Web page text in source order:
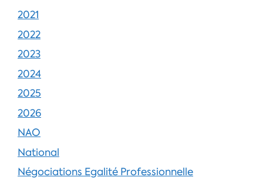
2021
2022
2023
2024
2025
2026
NAO
National
Négociations Egalité Professionnelle